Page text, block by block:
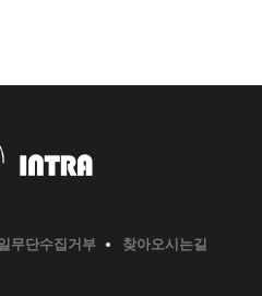
무단수집거부 찾아오시는길